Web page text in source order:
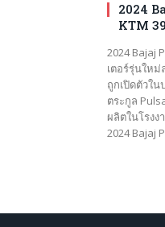
2024
KTM
2024 Bajaj
เตอร์รุ่นให
ถูกเปิดตัวใ
ตระกูล
ผลิตในโรง
2024 Bajaj